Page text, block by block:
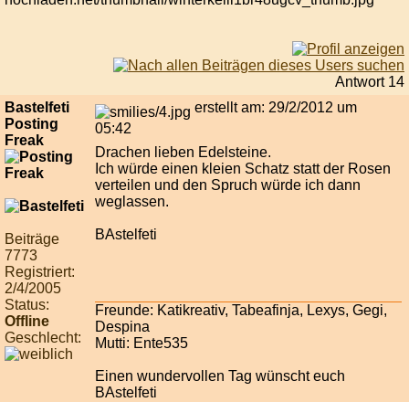
Antwort 14
Bastelfeti
Posting
Freak
Beiträge
7773
Registriert:
2/4/2005
Status:
Offline
Geschlecht:
erstellt am: 29/2/2012 um
05:42
Drachen lieben Edelsteine.
Ich würde einen kleien Schatz statt der Rosen
verteilen und den Spruch würde ich dann
weglassen.
BAstelfeti
Freunde: Katikreativ, Tabeafinja, Lexys, Gegi,
Despina
Mutti: Ente535
Einen wundervollen Tag wünscht euch
BAstelfeti